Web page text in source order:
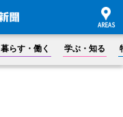
暮らす・働く 学ぶ・知る